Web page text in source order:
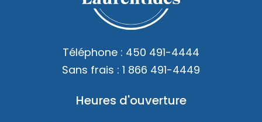
Téléphone : 450 491-4444
Sans frais : 1 866 491-4449
Heures d'ouverture